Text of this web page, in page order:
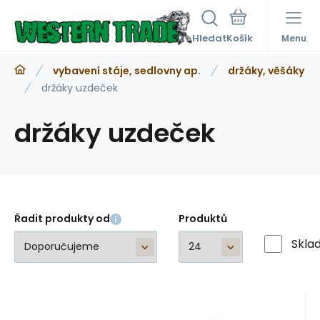
Hledat Menu
vybavení stáje, sedlovny ap.
držáky, věšáky
držáky uzdeček
držáky uzdeček
Řadit produkty od Produktů